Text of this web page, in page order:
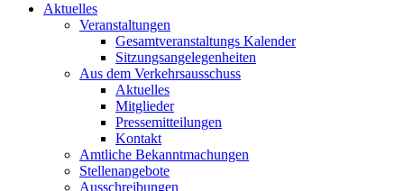
Aktuelles
Veranstaltungen
Gesamtveranstaltungs Kalender
Sitzungsangelegenheiten
Aus dem Verkehrsausschuss
Aktuelles
Mitglieder
Pressemitteilungen
Kontakt
Amtliche Bekanntmachungen
Stellenangebote
Ausschreibungen